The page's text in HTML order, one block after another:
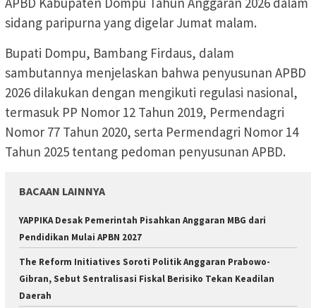
sidang paripurna yang digelar Jumat malam.
Bupati Dompu, Bambang Firdaus, dalam
sambutannya menjelaskan bahwa penyusunan APBD
2026 dilakukan dengan mengikuti regulasi nasional,
termasuk PP Nomor 12 Tahun 2019, Permendagri
Nomor 77 Tahun 2020, serta Permendagri Nomor 14
Tahun 2025 tentang pedoman penyusunan APBD.
BACAAN LAINNYA
YAPPIKA Desak Pemerintah Pisahkan Anggaran MBG dari
Pendidikan Mulai APBN 2027
The Reform Initiatives Soroti Politik Anggaran Prabowo-
Gibran, Sebut Sentralisasi Fiskal Berisiko Tekan Keadilan
Daerah